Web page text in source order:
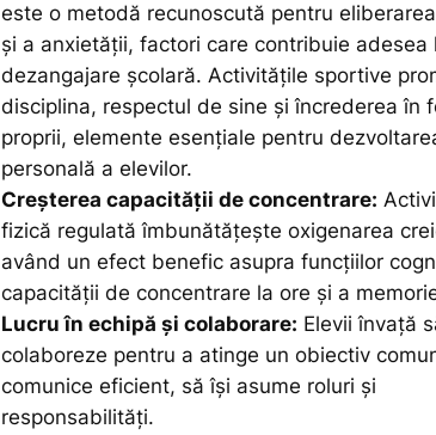
este o metodă recunoscută pentru
și a anxietății, factori care contribuie adesea
dezangajare școlară. Activitățile sportive
disciplina, respectul de sine și încrederea în
proprii, elemente esențiale pentru
personală a elevilor.
Creșterea capacității de concentrare:
fizică regulată îmbunătățește oxigenarea
având un efect benefic asupra funcțiilor
capacității de concentrare la ore și a
Lucru în echipă și colaborare: Elevii învață
colaboreze pentru a atinge un obiectiv
comunice eficient, să își asume roluri și
responsabilități.